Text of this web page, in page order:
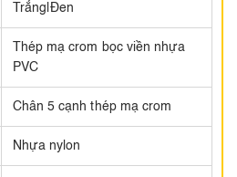
Trắng|Đen
Thép mạ crom bọc viền nhựa
PVC
Chân 5 cạnh thép mạ crom
Nhựa nylon